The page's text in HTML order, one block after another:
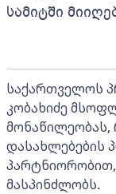
სამიტში
საქართველოს
კობახიძე
მონაწილეობას,
დასახლებების
პარტნიორობით,
მასპინძლობს.